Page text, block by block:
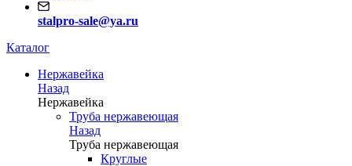
stalpro-sale@ya.ru
Каталог
Нержавейка
Назад
Нержавейка
Труба нержавеющая
Назад
Труба нержавеющая
Круглые